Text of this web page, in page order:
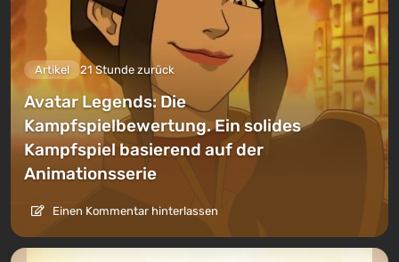
Artikel 21 Stunde zurück
Avatar Legends: Die
Kampfspielbewertung. Ein solides
Kampfspiel basierend auf der
Animationsserie
Einen Kommentar hinterlassen